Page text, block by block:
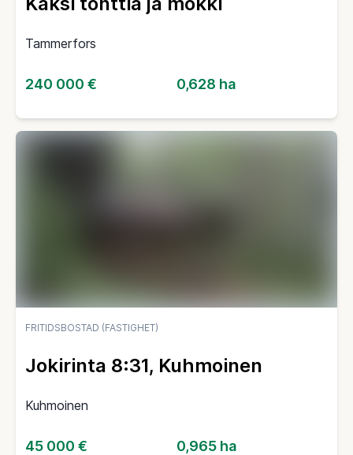
Tammerfors
240 000 € 0,628 ha
FRITIDSBOSTAD (FASTIGHET)
Jokirinta 8:31, Kuhmoinen
Kuhmoinen
45 000 € 0,965 ha